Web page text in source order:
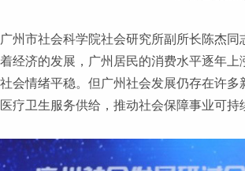
广州市社会科学院社会研究所副所长陈杰
经济的发展，广州居民的消费水平逐年
会情绪平稳。但广州社会发展仍存在许
疗卫生服务供给，推动社会保障事业可持